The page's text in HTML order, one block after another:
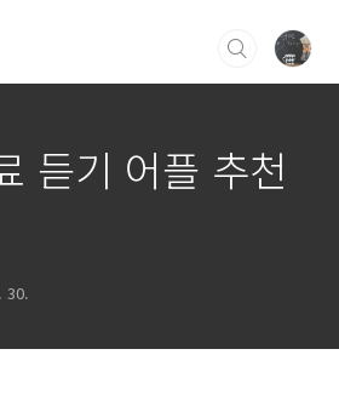
듣기 어플 추천
30.